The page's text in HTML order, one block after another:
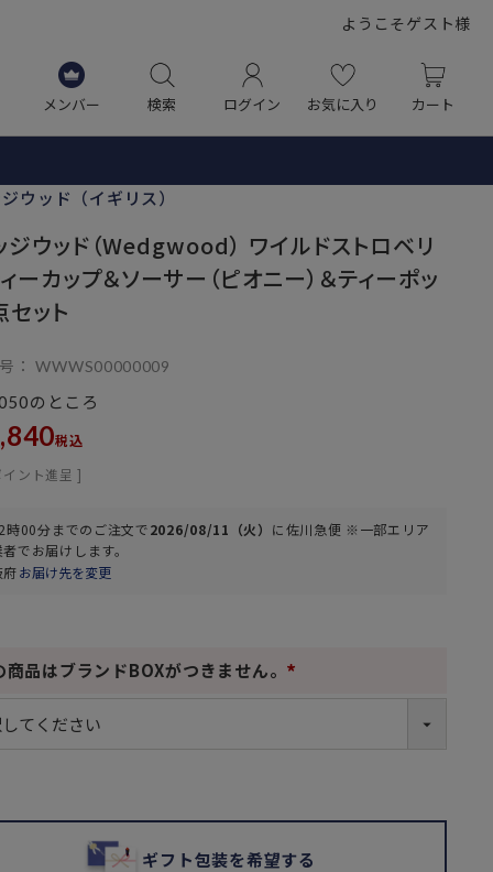
ようこそゲスト様
メンバー 検索 ログイン お気に入り カート
ウッド（イギリス）
ジウッド（Wedgwood） ワイルドストロベリ
ーカップ＆ソーサー（ピオニー）＆ティーポッ
セット
WWWS00000009
のところ
税込
イント進呈 ]
時00分までのご注文で2026/08/11（火） に佐川急便 ※一部エリア
者でお届けします。
府お届け先を変更
商品はブランドBOXがつきません。
ギフト包装を希望する